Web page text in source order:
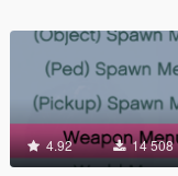
4.92 14 508